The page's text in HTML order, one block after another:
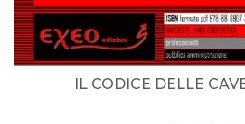
IL CODICE DELLE
PATRIMONIO